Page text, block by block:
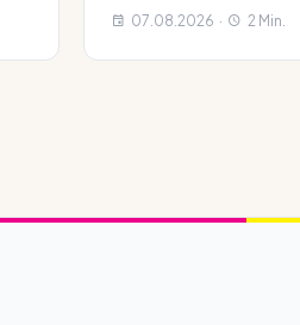
07.08.2026 · 2 Min.